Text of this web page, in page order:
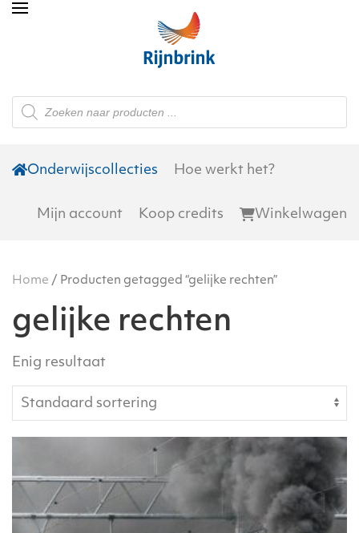
Skip to main content
Producten
zoeken
Onderwijscollecties Hoe werkt het?
Mijn account Koop credits Winkelwagen
Home / Producten getagged “gelijke rechten”
gelijke rechten
Enig resultaat